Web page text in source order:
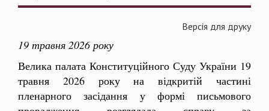
Версія для друку
19 травня 2026 року
Велика палата Конституційного Суду України 19
травня 2026 року на відкритій частині
пленарного засідання у формі письмового